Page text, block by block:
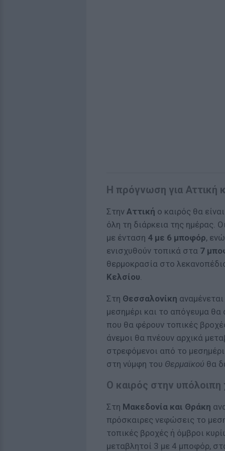
Η πρόγνωση για Αττική
Στην Αττική ο καιρός θα
όλη τη διάρκεια της ημέρας.
με ένταση 4 με 6 μποφόρ,
ενισχυθούν τοπικά στα 7
θερμοκρασία στο
Κελσίου.
Στη Θεσσαλονίκη
μεσημέρι και το απόγευμα
που θα φέρουν τοπικές
άνεμοι θα πνέουν αρχικά
στρεφόμενοι από το
στη νύμφη του Θερμαϊκού θα
Ο καιρός στην
Στη Μακεδονία και Θράκη
πρόσκαιρες νεφώσεις το
τοπικές βροχές ή όμβροι
μεταβλητοί 3 με 4 μποφόρ,